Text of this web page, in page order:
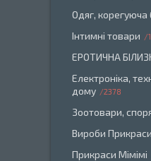
Одяг, корегуюча
Інтимні товари
ЕРОТИЧНА
Електроніка,
дому
2378
Зоотовари,
Вироби
Прикраси Мімімі